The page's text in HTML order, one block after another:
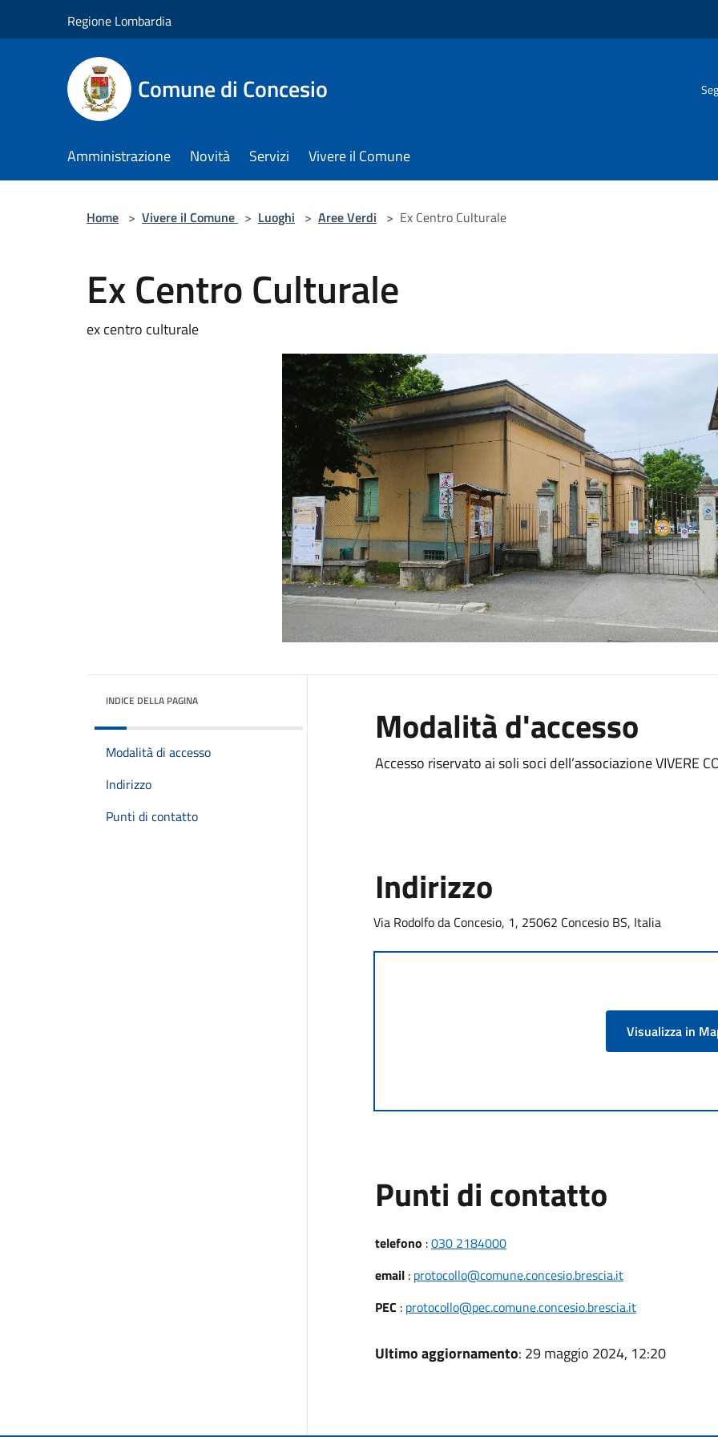
Regione Lombardia
Comune di Concesio
Amministrazione Novità Servizi Vivere il Comune
Home > Vivere il Comune > Luoghi > Aree Verdi > Ex Centro Culturale
Ex Centro Culturale
ex centro culturale
INDICE DELLA PAGINA
Modalità di accesso
Indirizzo
Punti di contatto
Modalità d'accesso
Accesso riservato ai soli soci dell’associazione VIVERE
Indirizzo
Via Rodolfo da Concesio, 1, 25062 Concesio BS, Italia
Visualizza in
Punti di contatto
telefono :030 2184000
email: protocollo@comune.concesio.brescia.it
PEC : protocollo@pec.comune.concesio.brescia.it
Ultimo aggiornamento: 29 maggio 2024, 12:20